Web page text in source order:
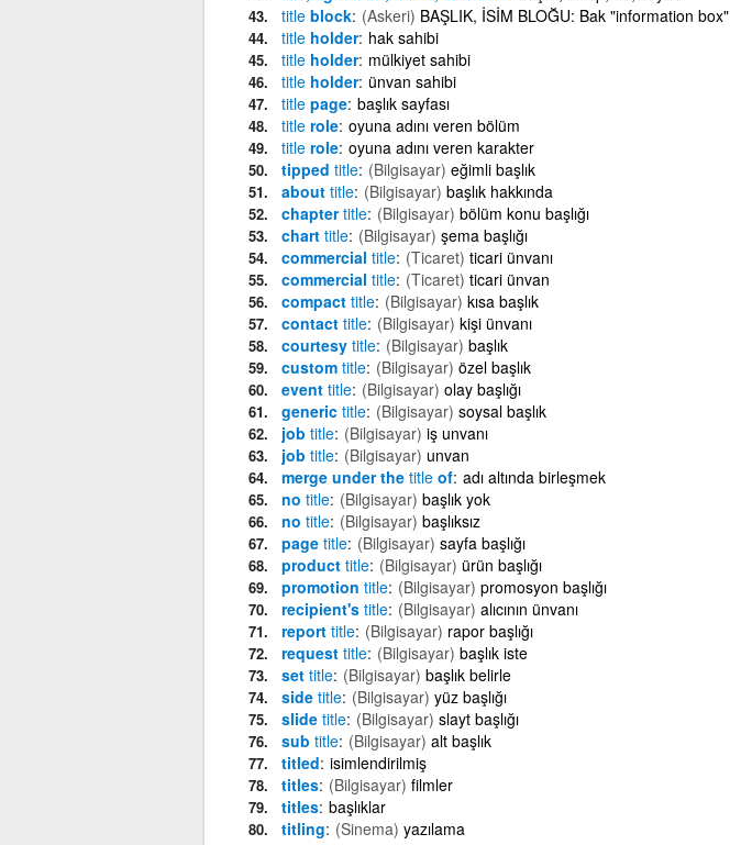
titleblock (Askeri) BAŞLIK, İSİM BLOĞU: Bak "information box"
titleholder hak sahibi
titleholder mülkiyet sahibi
titleholder ünvan sahibi
titlepage başlık sayfası
titlerole oyuna adını veren bölüm
titlerole oyuna adını veren karakter
tipped title (Bilgisayar) eğimli başlık
about title (Bilgisayar) başlık hakkında
chaptertitle (Bilgisayar) bölüm konu başlığı
chart title (Bilgisayar) şema başlığı
commercial title (Ticaret) ticari ünvanı
commercial title (Ticaret) ticari ünvan
compact title (Bilgisayar) kısa başlık
contact title (Bilgisayar) kişi ünvanı
courtesy title (Bilgisayar) başlık
custom title (Bilgisayar) özel başlık
event title (Bilgisayar) olay başlığı
generic title (Bilgisayar) soysal başlık
job title (Bilgisayar) iş unvanı
job title (Bilgisayar) unvan
merge under the titleof adı altında birleşmek
no title (Bilgisayar) başlık yok
no title (Bilgisayar) başlıksız
page title (Bilgisayar) sayfa başlığı
product title (Bilgisayar) ürün başlığı
promotion title (Bilgisayar) promosyon başlığı
recipient's title (Bilgisayar) alıcının ünvanı
report title (Bilgisayar) rapor başlığı
request title (Bilgisayar) başlık iste
set title (Bilgisayar) başlık belirle
side title (Bilgisayar) yüz başlığı
slide title (Bilgisayar) slayt başlığı
sub title (Bilgisayar) alt başlık
titled isimlendirilmiş
titles (Bilgisayar) filmler
titles başlıklar
titling (Sinema) yazılama